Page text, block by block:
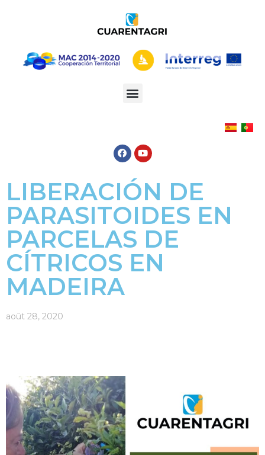
LIBERACIÓN DE
PARASITOIDES EN
PARCELAS DE
CÍTRICOS EN
MADEIRA
août 28, 2020